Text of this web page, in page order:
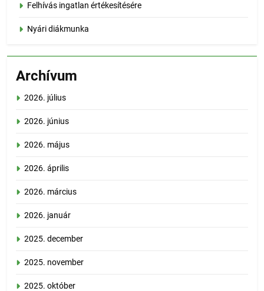
Felhívás ingatlan értékesítésére
Nyári diákmunka
Archívum
2026. július
2026. június
2026. május
2026. április
2026. március
2026. január
2025. december
2025. november
2025. október